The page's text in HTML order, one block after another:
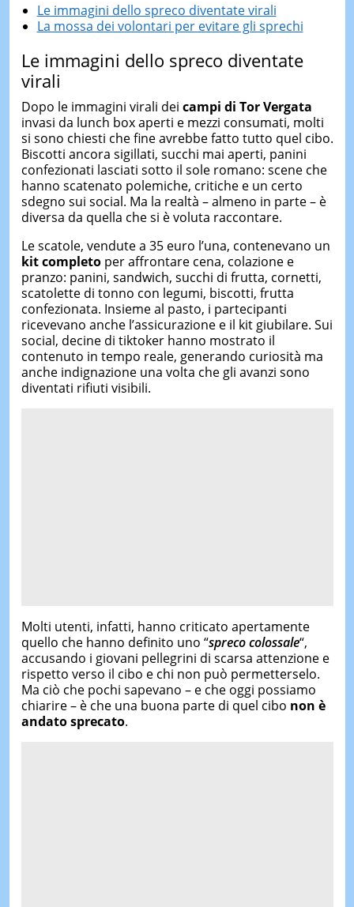
Le immagini dello spreco diventate virali
La mossa dei volontari per evitare gli sprechi
Le immagini dello spreco diventate
virali
Dopo le immagini virali dei campi di Tor Vergata
invasi da lunch box aperti e mezzi consumati, molti
si sono chiesti che fine avrebbe fatto tutto quel cibo.
Biscotti ancora sigillati, succhi mai aperti, panini
confezionati lasciati sotto il sole romano: scene che
hanno scatenato polemiche, critiche e un certo
sdegno sui social. Ma la realtà – almeno in parte – è
diversa da quella che si è voluta raccontare.
Le scatole, vendute a 35 euro l’una, contenevano un
kit completoper affrontare cena, colazione e
pranzo: panini, sandwich, succhi di frutta, cornetti,
scatolette di tonno con legumi, biscotti, frutta
confezionata. Insieme al pasto, i partecipanti
ricevevano anche l’assicurazione e il kit giubilare. Sui
social, decine di tiktoker hanno mostrato il
contenuto in tempo reale, generando curiosità ma
anche indignazione una volta che gli avanzi sono
diventati rifiuti visibili.
Molti utenti, infatti, hanno criticato apertamente
quello che hanno definito uno “spreco colossale“,
accusando i giovani pellegrini di scarsa attenzione e
rispetto verso il cibo e chi non può permetterselo.
Ma ciò che pochi sapevano – e che oggi possiamo
chiarire – è che una buona parte di quel cibo non è
andato sprecato.